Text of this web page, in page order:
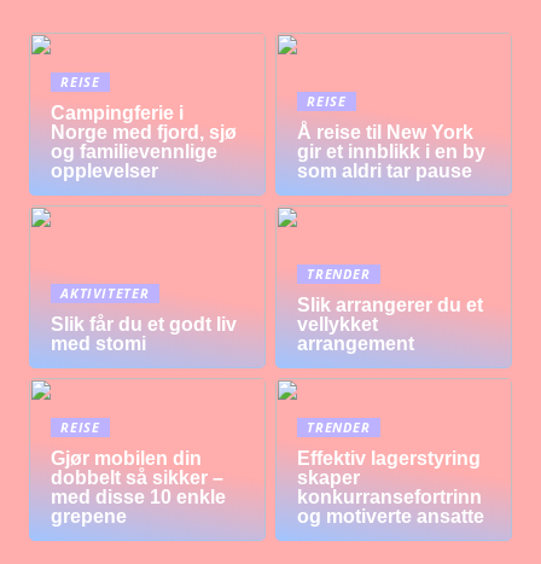
REISE
Campingferie i
Norge med fjord, sjø
og familievennlige
opplevelser
REISE
Å reise til New York
gir et innblikk i en by
som aldri tar pause
AKTIVITETER
Slik får du et godt liv
med stomi
TRENDER
Slik arrangerer du et
vellykket
arrangement
REISE
Gjør mobilen din
dobbelt så sikker –
med disse 10 enkle
grepene
TRENDER
Effektiv lagerstyring
skaper
konkurransefortrinn
og motiverte ansatte